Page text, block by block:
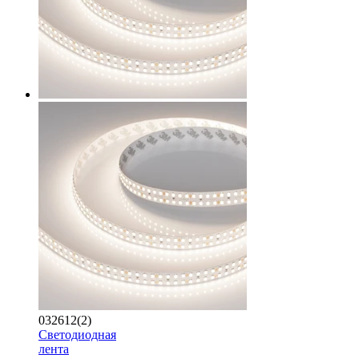
032612(2)
Светодиодная
лента